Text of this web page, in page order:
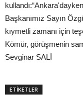
Başkanımız Sayın
kıymetli zamanı için
Kömür, görüşmenin
Sevginar SALİ
ETİKETLER